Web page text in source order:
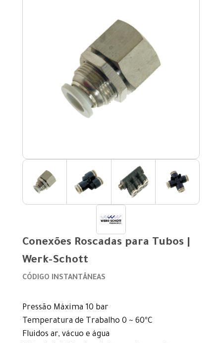
Conexões Roscadas para Tubos |
Werk-Schott
CÓDIGO INSTANTÂNEAS
Pressão Máxima 10 bar
Temperatura de Trabalho 0 ~ 60ºC
Fluidos ar, vácuo e água